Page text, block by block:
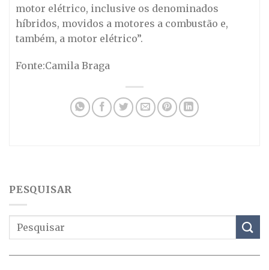
motor elétrico, inclusive os denominados
híbridos, movidos a motores a combustão e,
também, a motor elétrico”.
Fonte:Camila Braga
PESQUISAR